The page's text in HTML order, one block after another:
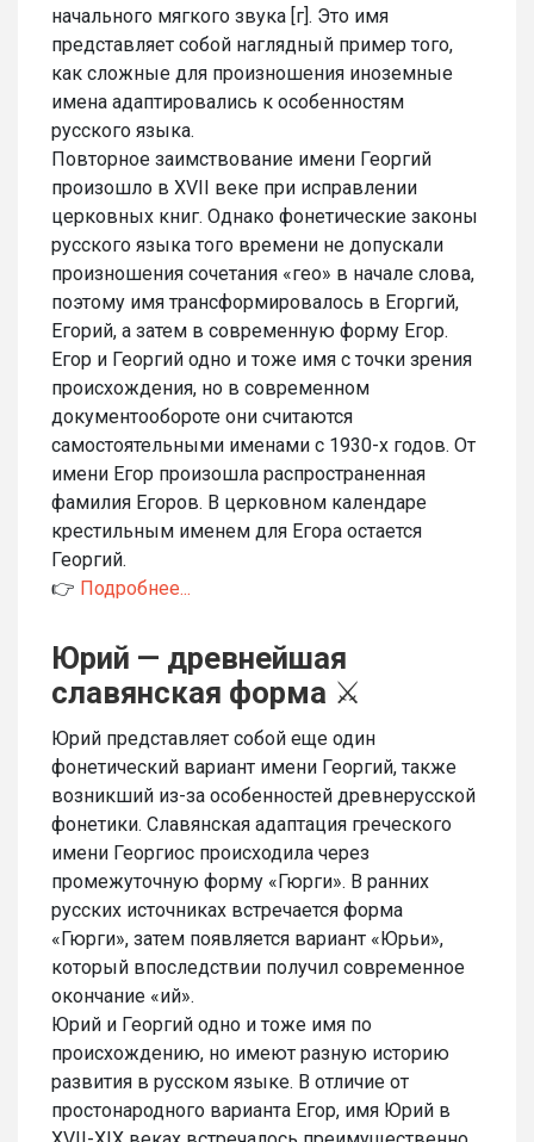
начального мягкого звука [г]. Это имя
представляет собой наглядный пример того,
как сложные для произношения иноземные
имена адаптировались к особенностям
русского языка.
Повторное заимствование имени Георгий
произошло в XVII веке при исправлении
церковных книг. Однако фонетические законы
русского языка того времени не допускали
произношения сочетания «гео» в начале слова,
поэтому имя трансформировалось в Егоргий,
Егорий, а затем в современную форму Егор.
Егор и Георгий одно и тоже имя с точки зрения
происхождения, но в современном
документообороте они считаются
самостоятельными именами с 1930-х годов. От
имени Егор произошла распространенная
фамилия Егоров. В церковном календаре
крестильным именем для Егора остается
Георгий.
👉 Подробнее...
Юрий — древнейшая
славянская форма ⚔️
Юрий представляет собой еще один
фонетический вариант имени Георгий, также
возникший из-за особенностей древнерусской
фонетики. Славянская адаптация греческого
имени Георгиос происходила через
промежуточную форму «Гюрги». В ранних
русских источниках встречается форма
«Гюрги», затем появляется вариант «Юрьи»,
который впоследствии получил современное
окончание «ий».
Юрий и Георгий одно и тоже имя по
происхождению, но имеют разную историю
развития в русском языке. В отличие от
простонародного варианта Егор, имя Юрий в